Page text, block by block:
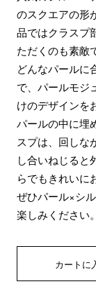
のスクエアの形
品ではクラスプ
ただくのも素敵
どんなパールに
で、パールモジ
けのデザインを
パールの中に埋
スプは、回しな
し合いねじると
らでもきれいに
ぜひパール×シ
楽しみください。
カートに